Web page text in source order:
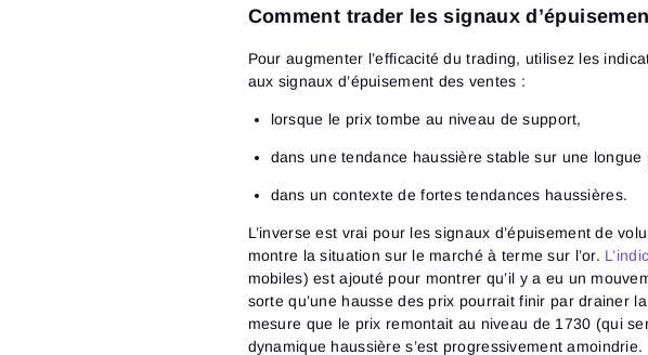
Comment trader les signaux
Pour augmenter l’efficacité du trading, utilisez les
aux signaux d’épuisement des ventes :
lorsque le prix tombe au niveau de support,
dans une tendance haussière stable sur une longue
dans un contexte de fortes tendances haussières.
L’inverse est vrai pour les signaux d’épuisement de
montre la situation sur le marché à terme sur l’or.
mobiles) est ajouté pour montrer qu’il y a eu un
sorte qu’une hausse des prix pourrait finir par drainer
mesure que le prix remontait au niveau de 1730 (qui
dynamique haussière s’est progressivement amoindrie.